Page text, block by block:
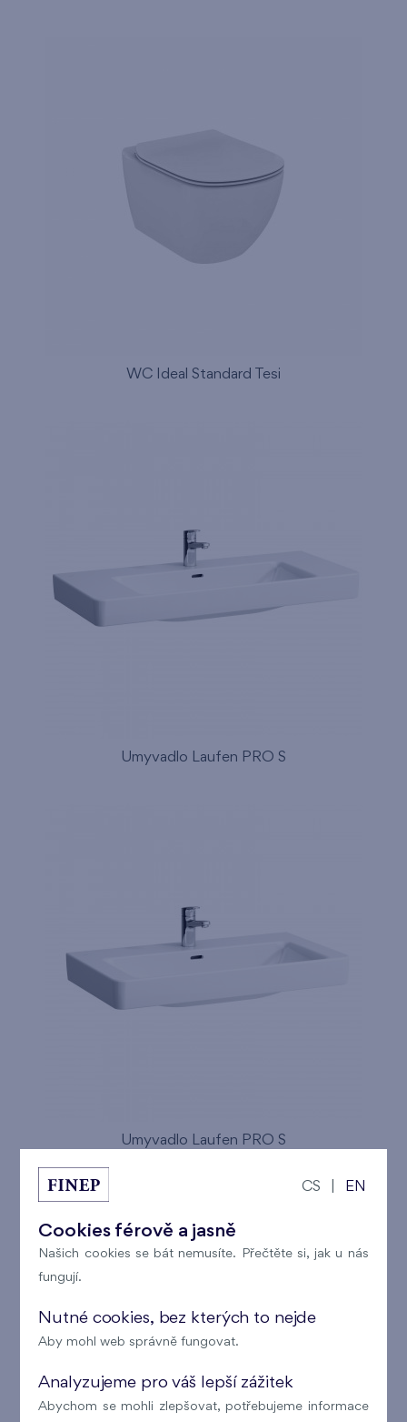
WC Ideal Standard Tesi
Umyvadlo Laufen PRO S
Umyvadlo Laufen PRO S
CS EN
Cookies férově a jasně
Našich cookies se bát nemusíte. Přečtěte si, jak u nás
fungují.
Nutné cookies, bez kterých to nejde
Aby mohl web správně fungovat.
Analyzujeme pro váš lepší zážitek
Abychom se mohli zlepšovat, potřebujeme informace